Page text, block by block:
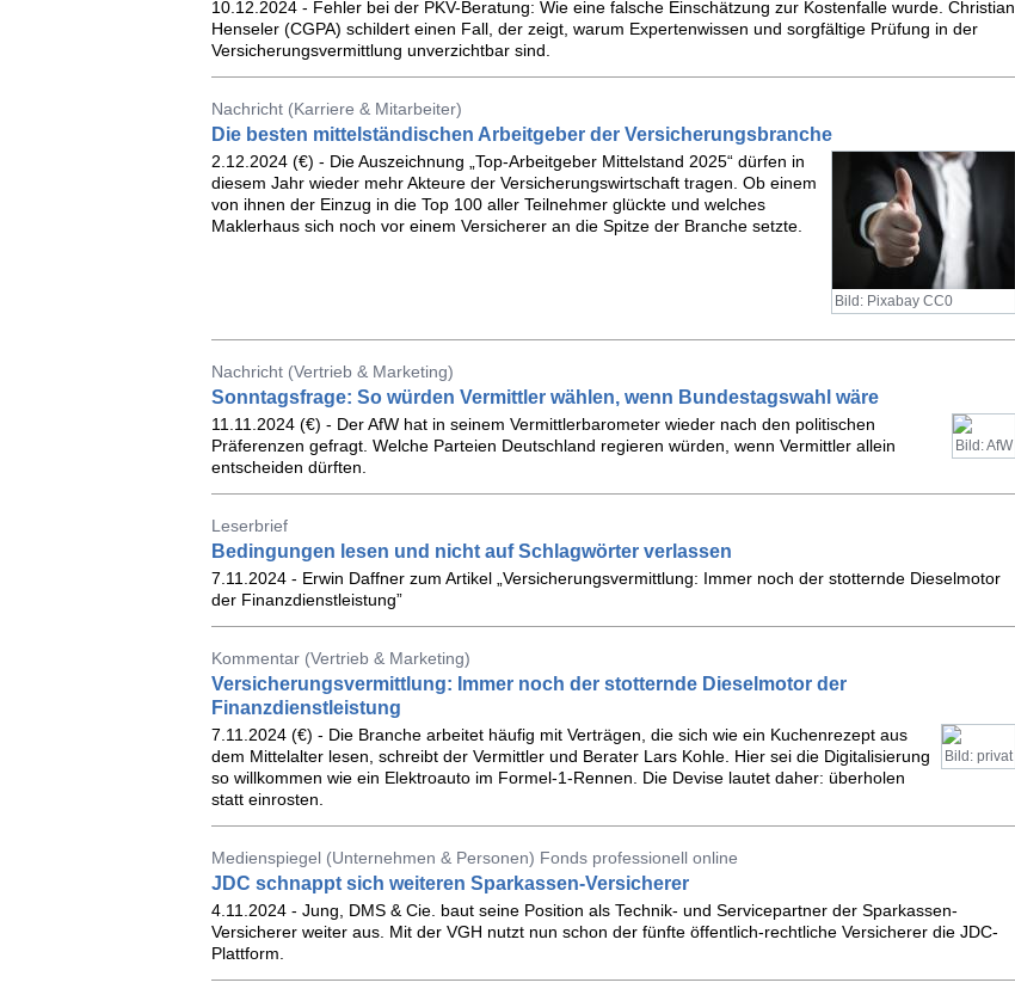
10.12.2024 - Fehler bei der PKV-Beratung: Wie eine falsche Einschätzung zur Kostenfalle wurde. Christian
Henseler (CGPA) schildert einen Fall, der zeigt, warum Expertenwissen und sorgfältige Prüfung in der
Versicherungsvermittlung unverzichtbar sind.
Nachricht (Karriere & Mitarbeiter)
Die besten mittelständischen Arbeitgeber der Versicherungsbranche
Bild: Pixabay CC0
2.12.2024 (€) - Die Auszeichnung „Top-Arbeitgeber Mittelstand 2025“ dürfen in
diesem Jahr wieder mehr Akteure der Versicherungswirtschaft tragen. Ob einem
von ihnen der Einzug in die Top 100 aller Teilnehmer glückte und welches
Maklerhaus sich noch vor einem Versicherer an die Spitze der Branche setzte.
Nachricht (Vertrieb & Marketing)
Sonntagsfrage: So würden Vermittler wählen, wenn Bundestagswahl wäre
Bild: AfW
11.11.2024 (€) - Der AfW hat in seinem Vermittlerbarometer wieder nach den politischen
Präferenzen gefragt. Welche Parteien Deutschland regieren würden, wenn Vermittler allein
entscheiden dürften.
Leserbrief
Bedingungen lesen und nicht auf Schlagwörter verlassen
7.11.2024 - Erwin Daffner zum Artikel „Versicherungsvermittlung: Immer noch der stotternde Dieselmotor
der Finanzdienstleistung”
Kommentar (Vertrieb & Marketing)
Versicherungsvermittlung: Immer noch der stotternde Dieselmotor der
Finanzdienstleistung
Bild: privat
7.11.2024 (€) - Die Branche arbeitet häufig mit Verträgen, die sich wie ein Kuchenrezept aus
dem Mittelalter lesen, schreibt der Vermittler und Berater Lars Kohle. Hier sei die Digitalisierung
so willkommen wie ein Elektroauto im Formel-1-Rennen. Die Devise lautet daher: überholen
statt einrosten.
Medienspiegel (Unternehmen & Personen) Fonds professionell online
JDC schnappt sich weiteren Sparkassen-Versicherer
4.11.2024 - Jung, DMS & Cie. baut seine Position als Technik- und Servicepartner der Sparkassen-
Versicherer weiter aus. Mit der VGH nutzt nun schon der fünfte öffentlich-rechtliche Versicherer die JDC-
Plattform.